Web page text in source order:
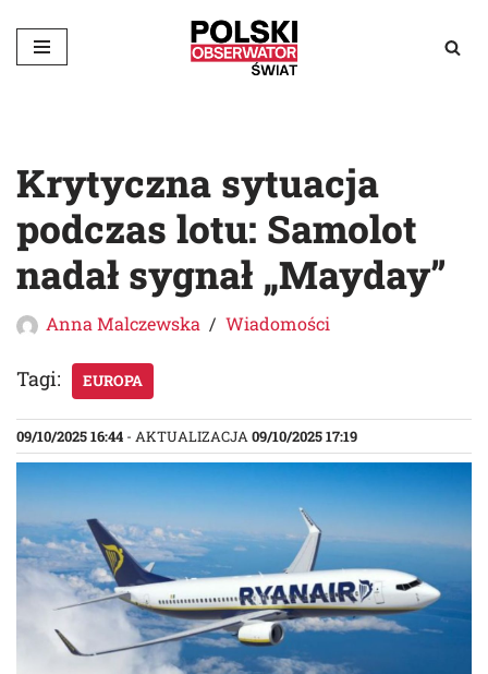
Przejdź
Krytyczna sytuacja
podczas lotu: Samolot
nadał sygnał „Mayday”
Anna Malczewska Wiadomości
Tagi: EUROPA
09/10/2025 16:44 - AKTUALIZACJA09/10/2025 17:19